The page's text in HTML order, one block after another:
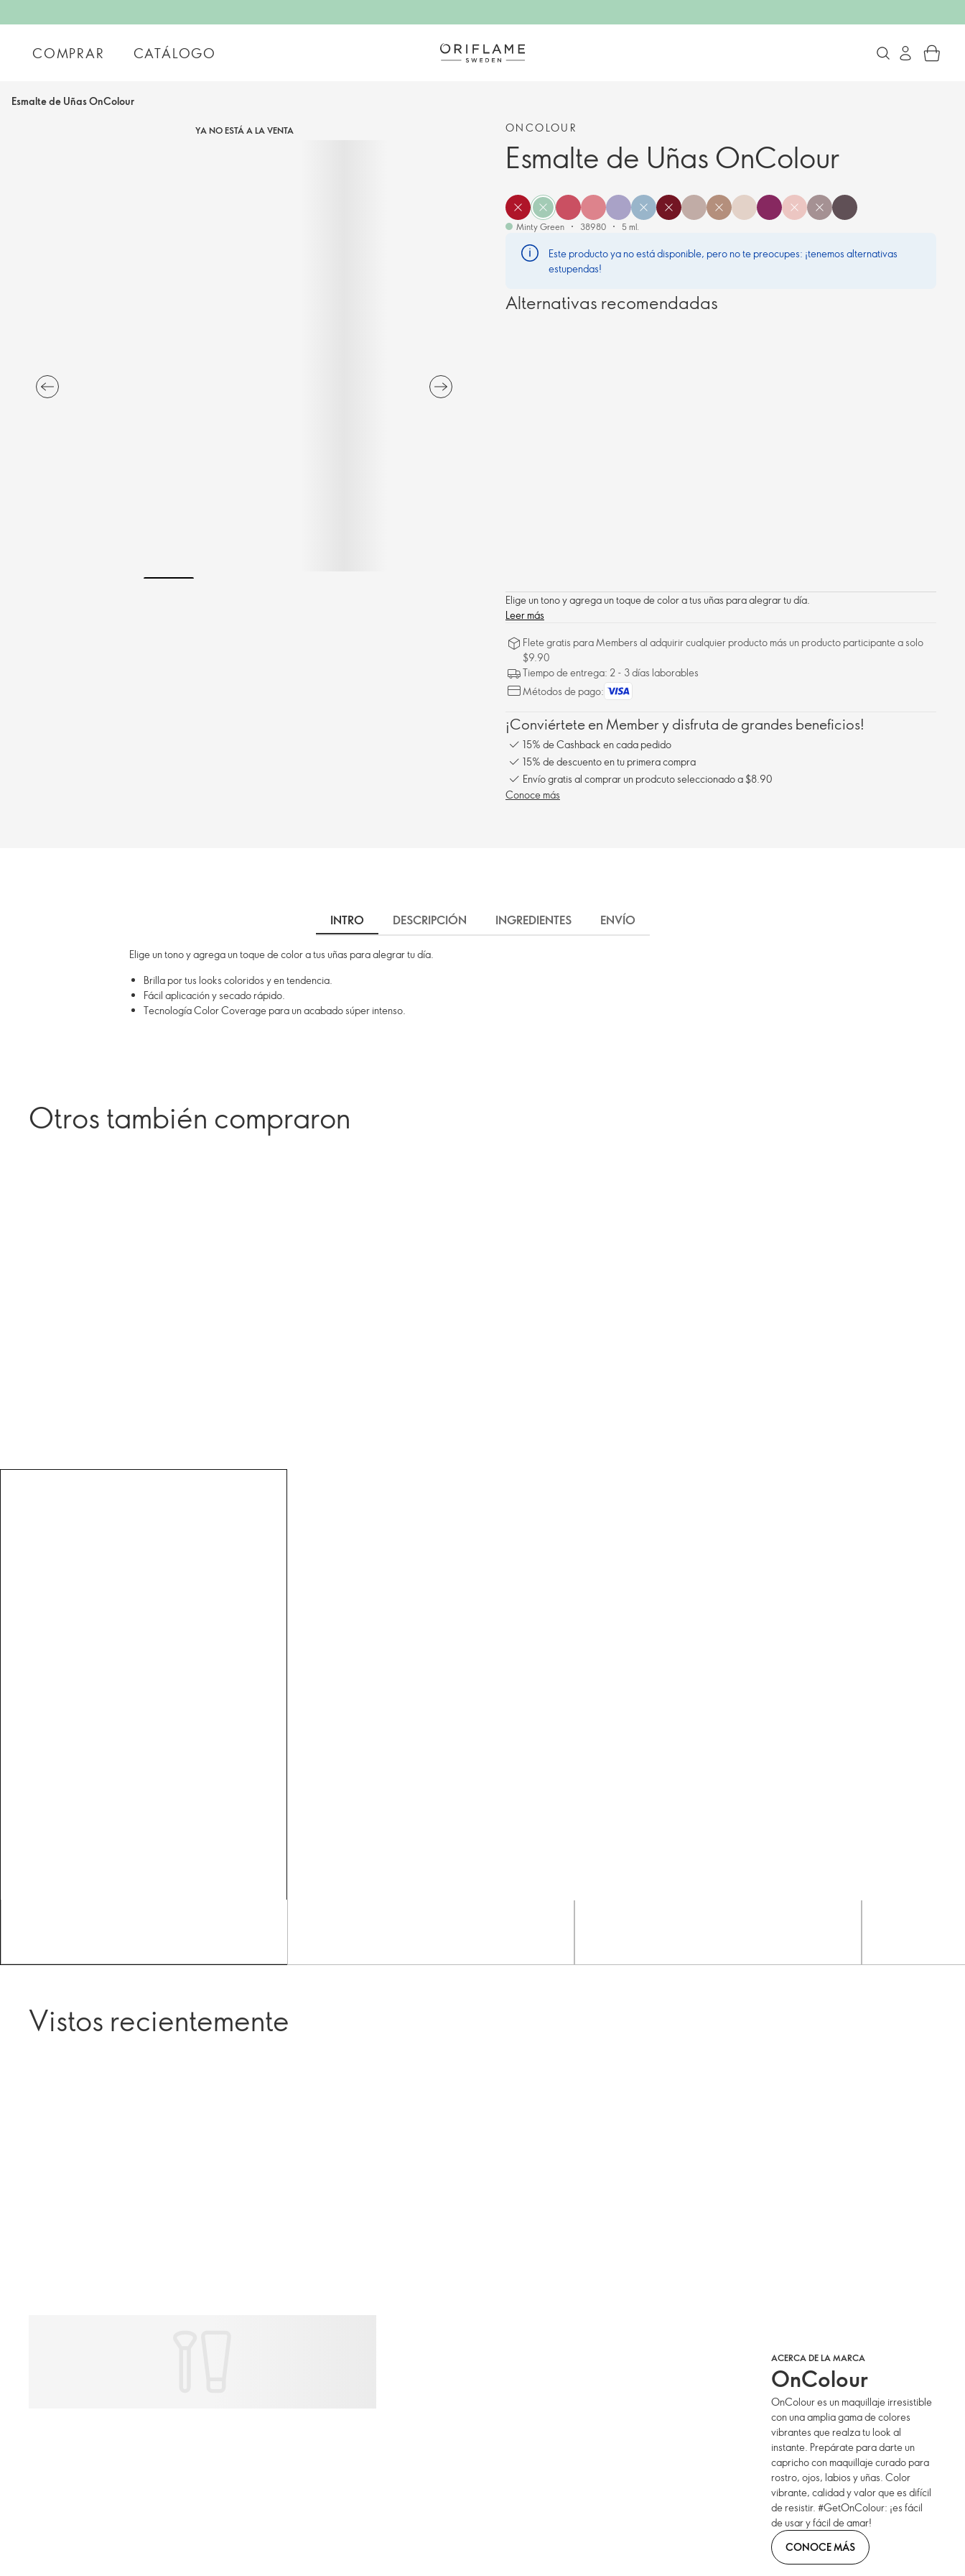
COMPRAR CATÁLOGO
Esmalte de Uñas OnColour
YA NO ESTÁ A LA VENTA ONCOLOUR
Esmalte de Uñas OnColour
Minty Green 38980 5 ml.
Este producto ya no está disponible, pero no te preocupes: ¡tenemos alternativas
estupendas!
Alternativas recomendadas
Elige un tono y agrega un toque de color a tus uñas para alegrar tu día.
Leer más
Flete gratis para Members al adquirir cualquier producto más un producto participante a solo
$9.90
Tiempo de entrega: 2 - 3 días laborables
Métodos de pago:
¡Conviértete en Member y disfruta de grandes beneficios!
15% de Cashback en cada pedido
15% de descuento en tu primera compra
Envío gratis al comprar un prodcuto seleccionado a $8.90
Conoce más
INTRO DESCRIPCIÓN INGREDIENTES ENVÍO
Elige un tono y agrega un toque de color a tus uñas para alegrar tu día.
Brilla por tus looks coloridos y en tendencia.
Fácil aplicación y secado rápido.
Tecnología Color Coverage para un acabado súper intenso.
Otros también compraron
Vistos recientemente
ACERCA DE LA MARCA
OnColour
OnColour es un maquillaje irresistible
con una amplia gama de colores
vibrantes que realza tu look al
instante. Prepárate para darte un
capricho con maquillaje curado para
rostro, ojos, labios y uñas. Color
vibrante, calidad y valor que es difícil
de resistir. #GetOnColour: ¡es fácil
de usar y fácil de amar!
CONOCE MÁS